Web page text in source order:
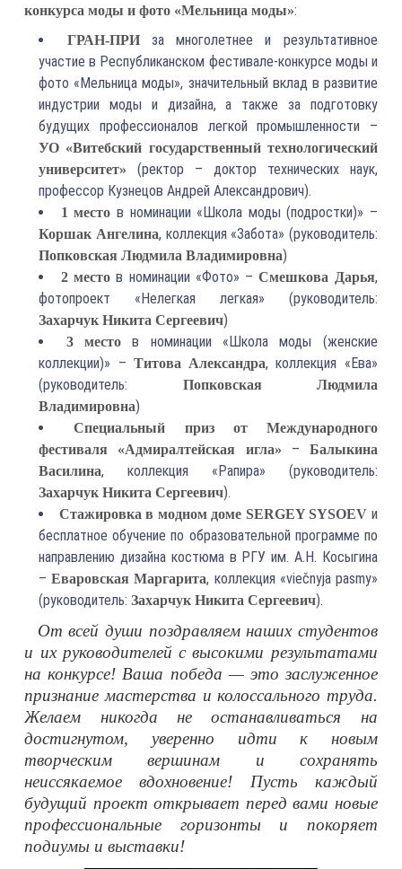
конкурса моды и фото «Мельница моды»:
ГРАН-ПРИза многолетнее и результативное
участие в Республиканском фестивале-конкурсе моды и
фото «Мельница моды», значительный вклад в развитие
индустрии моды и дизайна, а также за подготовку
будущих профессионалов легкой промышленности –
УО «Витебский государственный технологический
университет»
(ректор – доктор технических наук,
профессор Кузнецов Андрей Александрович).
1 место в номинации «Школа моды (подростки)» –
Коршак Ангелина, коллекция «Забота» (руководитель:
Попковская Людмила Владимировна)
2 местов номинации «Фото» –Смешкова Дарья,
фотопроект «Нелегкая легкая» (руководитель:
Захарчук Никита Сергеевич)
3 местов номинации «Школа моды (женские
коллекции)» – Титова Александра, коллекция «Ева»
(руководитель: Попковская Людмила
Владимировна)
Специальный приз от Международного
фестиваля «Адмиралтейская игла» – Балыкина
Василина, коллекция «Рапира» (руководитель:
Захарчук Никита Сергеевич).
Стажировка в модном доме SERGEY SYSOEV и
бесплатное обучение по образовательной программе по
направлению дизайна костюма в РГУ им. А.Н. Косыгина
–Еваровская Маргарита, коллекция «viečnyja pasmy»
(руководитель:Захарчук Никита Сергеевич).
От всей души поздравляем наших студентов
и их руководителей с высокими результатами
на конкурсе! Ваша победа — это заслуженное
признание мастерства и колоссального труда.
Желаем никогда не останавливаться на
достигнутом, уверенно идти к новым
творческим вершинам и сохранять
неиссякаемое вдохновение! Пусть каждый
будущий проект открывает перед вами новые
профессиональные горизонты и покоряет
подиумы и выставки!